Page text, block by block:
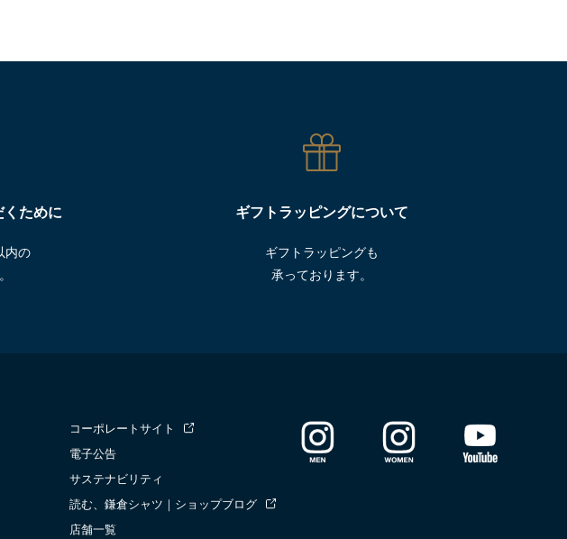
くために
内の
ギフトラッピングについて
ギフトラッピングも
承っております。
コーポレートサイト
電子公告
サステナビリティ
読む、鎌倉シャツ｜ショップブログ
店舗一覧